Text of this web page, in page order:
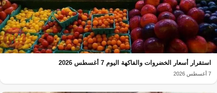
استقرار أسعار الخضروات والفاكهة اليوم 7 أغسطس 2026
7 أغسطس 2026